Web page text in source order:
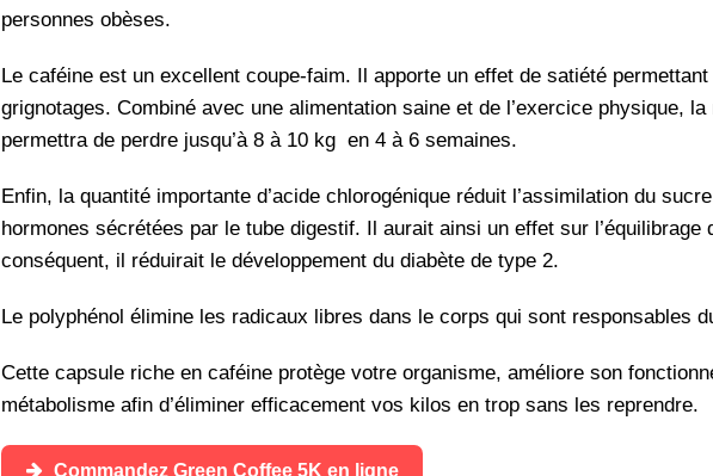
personnes obèses.
Le caféine est un excellent coupe-faim. Il apporte un effet de satiété
grignotages. Combiné avec une alimentation saine et de l’exercice physique,
permettra de perdre jusqu’à 8 à 10 kg en 4 à 6 semaines.
Enfin, la quantité importante d’acide chlorogénique réduit l’assimilation du
hormones sécrétées par le tube digestif. Il aurait ainsi un effet sur l’équilibrage
conséquent, il réduirait le développement du diabète de type 2.
Le polyphénol élimine les radicaux libres dans le corps qui sont responsables
Cette capsule riche en caféine protège votre organisme, améliore son
métabolisme afin d’éliminer efficacement vos kilos en trop sans les reprendre.
Commandez Green Coffee 5K en ligne